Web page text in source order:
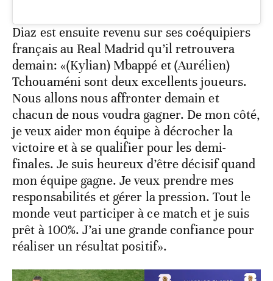
Diaz est ensuite revenu sur ses coéquipiers
français au Real Madrid qu’il retrouvera
demain: «(Kylian) Mbappé et (Aurélien)
Tchouaméni sont deux excellents joueurs.
Nous allons nous affronter demain et
chacun de nous voudra gagner. De mon côté,
je veux aider mon équipe à décrocher la
victoire et à se qualifier pour les demi-
finales. Je suis heureux d’être décisif quand
mon équipe gagne. Je veux prendre mes
responsabilités et gérer la pression. Tout le
monde veut participer à ce match et je suis
prêt à 100%. J’ai une grande confiance pour
réaliser un résultat positif».